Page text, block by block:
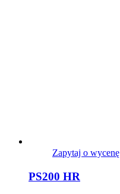
Zapytaj o wycenę
PS200 HR